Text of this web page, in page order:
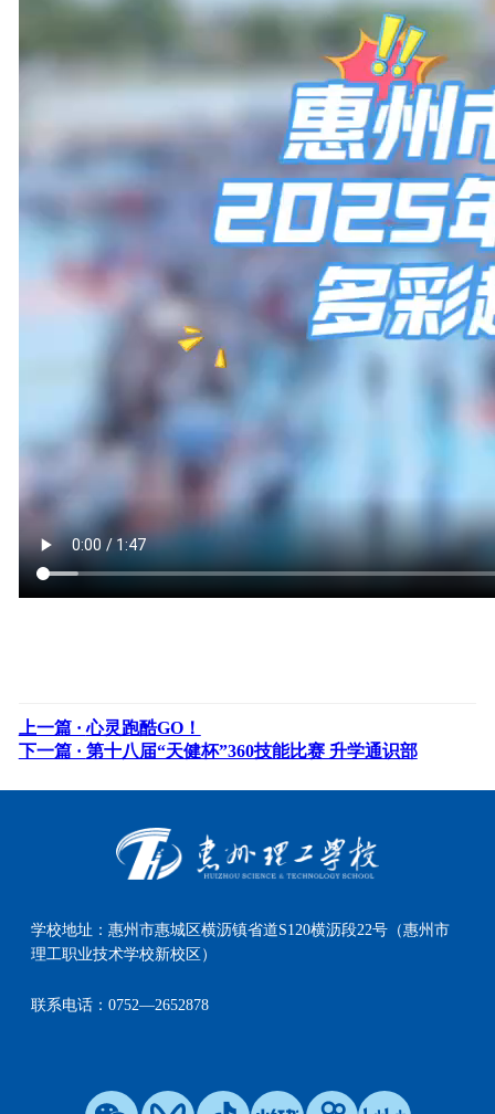
上一篇 ·心灵跑酷GO！
下一篇 · 第十八届“天健杯”360技能比赛 升学通识部
学校地址：惠州市惠城区横沥镇省道S120横沥段22号（惠州市
理工职业技术学校新校区）
联系电话：0752—2652878